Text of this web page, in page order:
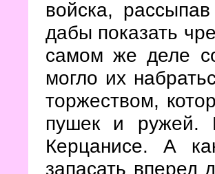
войска,
дабы показать
самом же деле
могло их
торжеством,
пушек и ружей.
Керцанисе. А
запасать вперед